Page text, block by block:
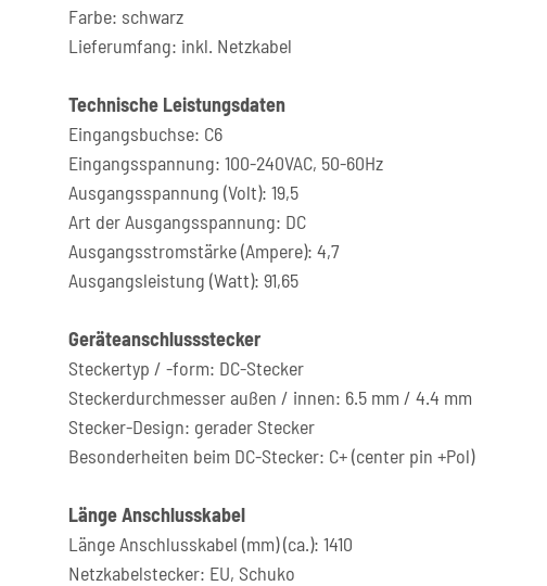
Farbe: schwarz
Lieferumfang: inkl. Netzkabel
Technische Leistungsdaten
Eingangsbuchse: C6
Eingangsspannung: 100-240VAC, 50-60Hz
Ausgangsspannung (Volt): 19,5
Art der Ausgangsspannung: DC
Ausgangsstromstärke (Ampere): 4,7
Ausgangsleistung (Watt): 91,65
Geräteanschlussstecker
Steckertyp / -form: DC-Stecker
Steckerdurchmesser außen / innen: 6.5 mm / 4.4 mm
Stecker-Design: gerader Stecker
Besonderheiten beim DC-Stecker: C+ (center pin +Pol)
Länge Anschlusskabel
Länge Anschlusskabel (mm) (ca.): 1410
Netzkabelstecker: EU, Schuko